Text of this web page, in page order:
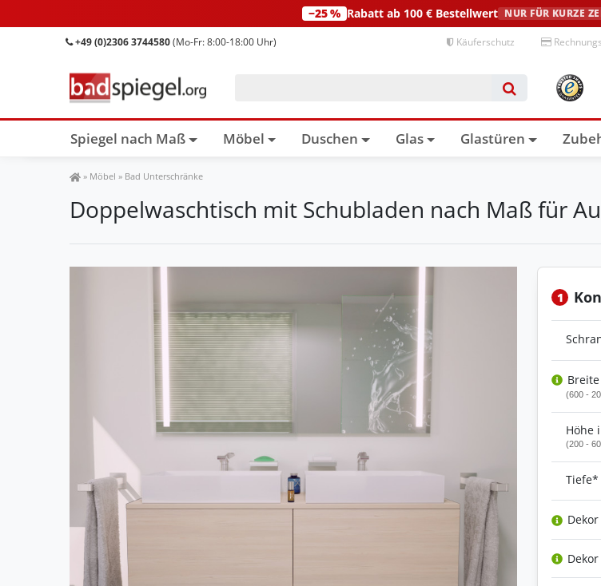
−25 % Rabatt ab 100 € Bestellwert NUR FÜR KURZE
+49 (0)2306 3744580(Mo-Fr: 8:00-18:00 Uhr) Käuferschutz
Spiegel nach Maß Möbel Duschen Glas Glastüren
Spiegel Shop
» Möbel » Bad Unterschränke
Doppelwaschtisch mit Schubladen nach Maß für
1
(600 -
Höhe
(200 -
Tiefe*